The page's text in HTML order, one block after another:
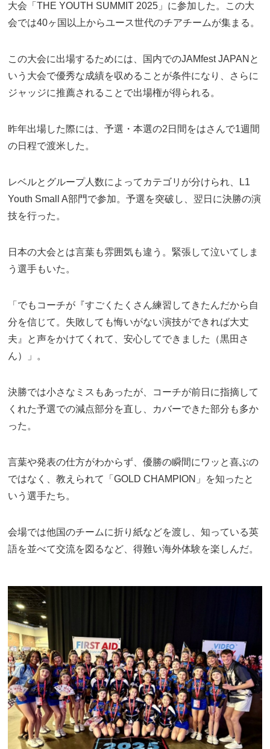
大会「THE YOUTH SUMMIT 2025」に参加した。この大
会では40ヶ国以上からユース世代のチアチームが集まる。
この大会に出場するためには、国内でのJAMfest JAPANと
いう大会で優秀な成績を収めることが条件になり、さらに
ジャッジに推薦されることで出場権が得られる。
昨年出場した際には、予選・本選の2日間をはさんで1週間
の日程で渡米した。
レベルとグループ人数によってカテゴリが分けられ、L1
Youth Small A部門で参加。予選を突破し、翌日に決勝の演
技を行った。
日本の大会とは言葉も雰囲気も違う。緊張して泣いてしま
う選手もいた。
「でもコーチが『すごくたくさん練習してきたんだから自
分を信じて。失敗しても悔いがない演技ができれば大丈
夫』と声をかけてくれて、安心してできました（黒田さ
ん）」。
決勝では小さなミスもあったが、コーチが前日に指摘して
くれた予選での減点部分を直し、カバーできた部分も多か
った。
言葉や発表の仕方がわからず、優勝の瞬間にワッと喜ぶの
ではなく、教えられて「GOLD CHAMPION」を知ったと
いう選手たち。
会場では他国のチームに折り紙などを渡し、知っている英
語を並べて交流を図るなど、得難い海外体験を楽しんだ。